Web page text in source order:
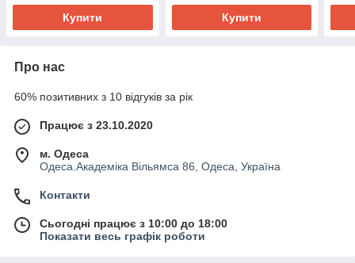
Купити Купити
Про нас
60% позитивних з 10 відгуків за рік
Працює з 23.10.2020
м. Одеса
Одеса.Академіка Вільямса 86, Одеса, Україна
Контакти
Сьогодні працює з 10:00 до 18:00
Показати весь графік роботи